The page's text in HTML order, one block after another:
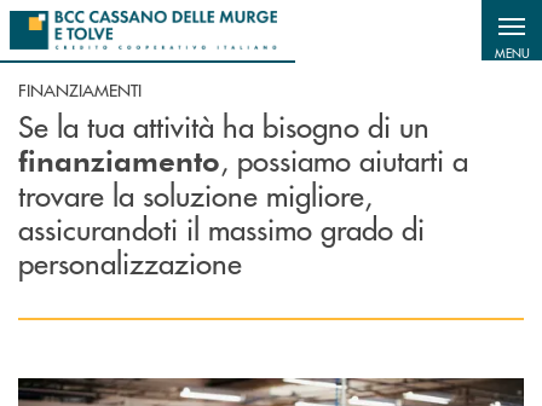
Salta al contenuto principale
MENU
FINANZIAMENTI
Se la tua attività ha bisogno di un
finanziamento, possiamo aiutarti a
trovare la soluzione migliore,
assicurandoti il massimo grado di
personalizzazione
Scopri di più Finanziamenti agevolati